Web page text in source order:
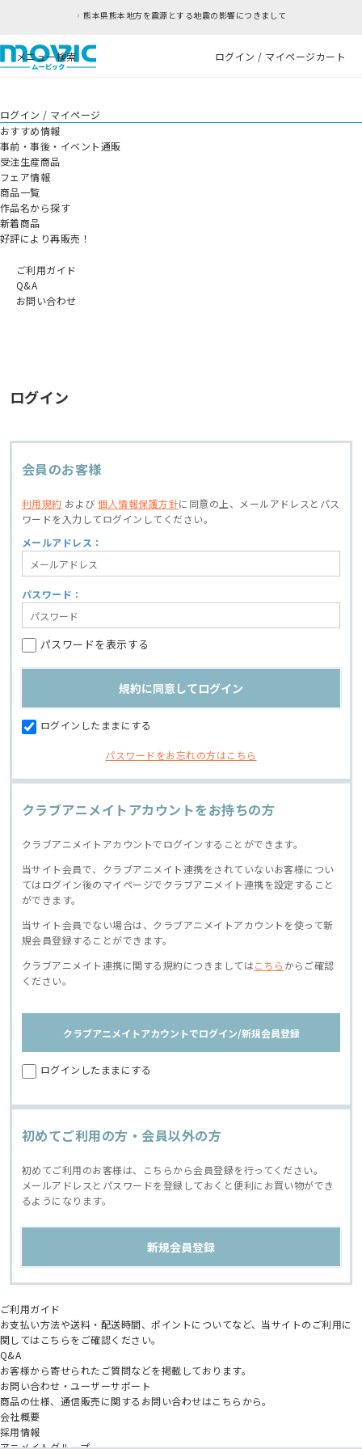
熊本県熊本地方を震源とする地震の影響につきまして
メニュー検索 ログイン / マイページカート
ログイン / マイページ
おすすめ情報
事前・事後・イベント通販
受注生産商品
フェア情報
商品一覧
作品名から探す
新着商品
好評により再販売！
ご利用ガイド
Q&A
お問い合わせ
ログイン
会員のお客様
利用規約 および個人情報保護方針に同意の上、
メールアドレスとパス
ワードを入力してログインしてください。
メールアドレス：
パスワード：
パスワードを表示する
ログインしたままにする
パスワードをお忘れの方はこちら
クラブアニメイトアカウントをお持ちの方
クラブアニメイトアカウントでログインすることができます。
当サイト会員で、クラブアニメイト連携をされていないお客様につい
てはログイン後のマイページでクラブアニメイト連携を設定すること
ができます。
当サイト会員でない場合は、クラブアニメイトアカウントを使って新
規会員登録することができます。
クラブアニメイト連携に関する規約につきましてはこちら からご確認
ください。
クラブアニメイトアカウントでログイン/新規会員登録
ログインしたままにする
初めてご利用の方・会員以外の方
初めてご利用のお客様は、こちらから会員登録を行ってください。
メールアドレスとパスワードを登録しておくと便利にお買い物ができ
るようになります。
ご利用ガイド
お支払い方法や送料・配送時間、ポイントについてなど、当サイトのご利用に
関してはこちらをご確認ください。
Q&A
お客様から寄せられたご質問などを掲載しております。
お問い合わせ・ユーザーサポート
商品の仕様、通信販売に関するお問い合わせはこちらから。
会社概要
採用情報